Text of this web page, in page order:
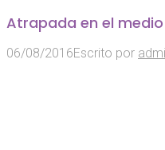
Atrapada en el
06/08/2016Escrito por